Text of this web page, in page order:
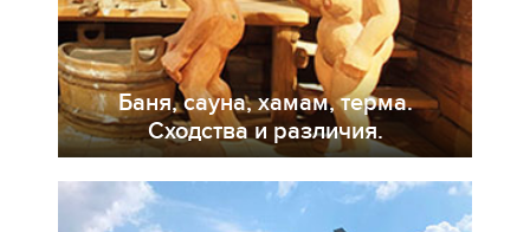
Баня, сауна, хамам, терма.
Сходства и различия.